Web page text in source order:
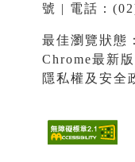
號 | 電話：
最佳瀏覽狀態
Chrome最新
隱私權及安全